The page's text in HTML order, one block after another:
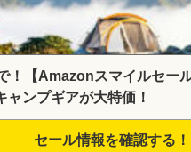
！【Amazonスマイルセー
ャンプギアが大特価！
セール情報を確認する！